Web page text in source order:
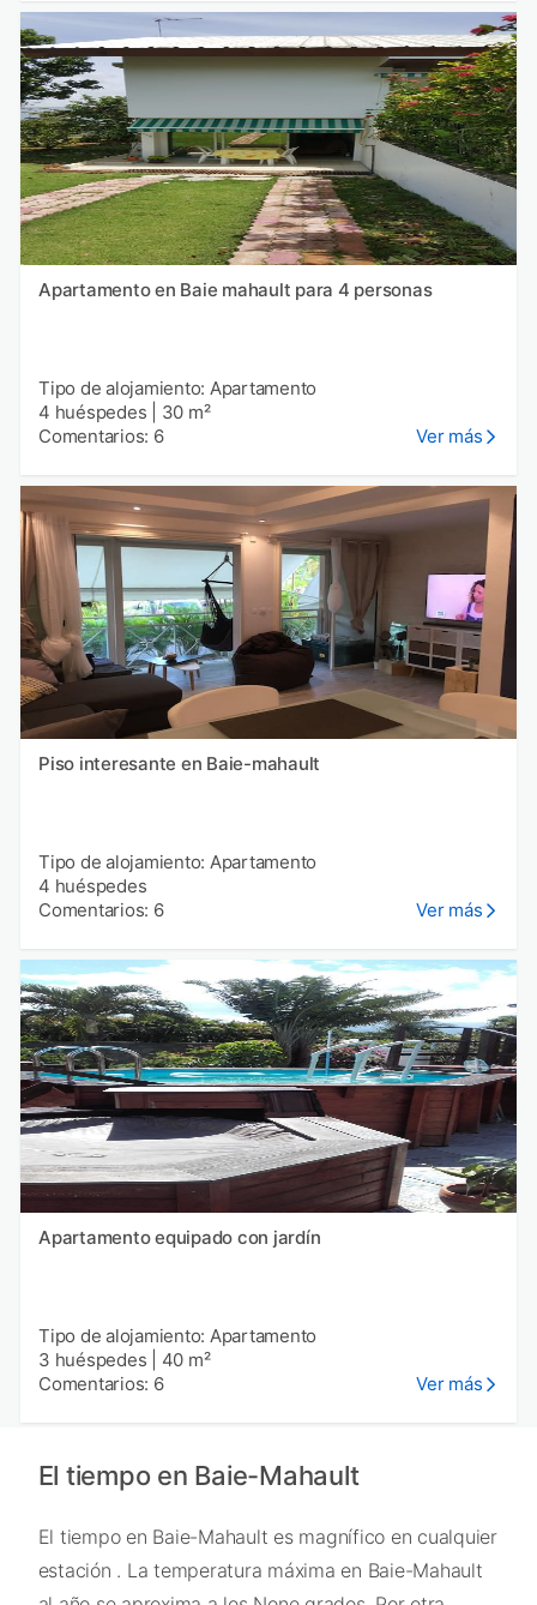
Apartamento en Baie mahault para 4 personas
Tipo de alojamiento: Apartamento
4 huéspedes
30 m²
Comentarios: 6
Ver más
Piso interesante en Baie-mahault
Tipo de alojamiento: Apartamento
4 huéspedes
Comentarios: 6
Ver más
Apartamento equipado con jardín
Tipo de alojamiento: Apartamento
3 huéspedes
40 m²
Comentarios: 6
Ver más
El tiempo en Baie-Mahault
El tiempo en Baie-Mahault es magnífico en cualquier
estación . La temperatura máxima en Baie-Mahault